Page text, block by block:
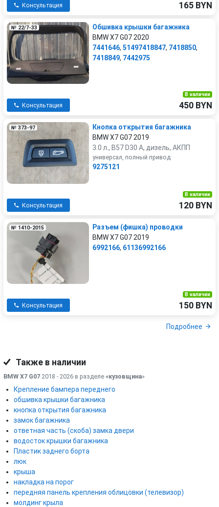
Консультация 165 BYN
№ 22/7-33
Обшивка крышки багажника
BMW X7 G07 2020
7441646, 51497418847, 7418850,
7418849, 7442975
Консультация
В наличии
450 BYN
№ 373-97
Кнопка открытия багажника
BMW X7 G07 2019
3.0 л., B57 D30 A, дизель, АКПП
универсал, полный привод
9275121
Консультация
В наличии
120 BYN
№ 1410-2015
Разъем (фишка) проводки
BMW X7 G07 2019
6992166, 61136992166
Консультация
В наличии
150 BYN
Подробнее
Также в наличии
BMW X7 G07 2018 - 2026 в разделе «кузовщина»
Крепление бампера переднего
обшивка крышки багажника
кнопка открытия багажника
замок багажника
ответная часть (скоба) замка двери
водосток крышки багажника
Пластик заднего борта
люк
крыша
накладка на порог
передняя панель крепления облицовки (телевизор)
молдинг крыла